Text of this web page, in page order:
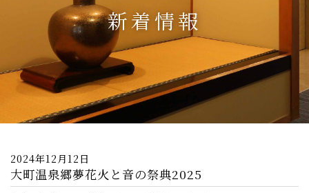
新着情報
2024年12月12日
大町温泉郷夢花火と音の祭典2025